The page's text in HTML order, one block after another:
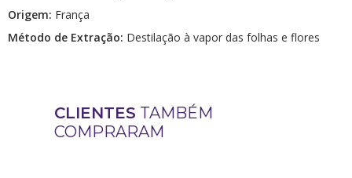
Origem: França
Método de Extração: Destilação à vapor das folhas e flores
CLIENTES TAMBÉM
COMPRARAM